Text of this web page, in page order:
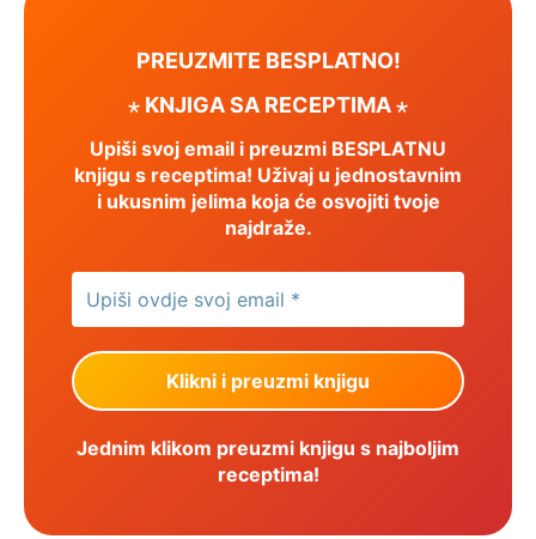
PREUZMITE BESPLATNO!
⋆ KNJIGA SA RECEPTIMA ⋆
Upiši svoj email i preuzmi BESPLATNU
knjigu s receptima! Uživaj u jednostavnim
i ukusnim jelima koja će osvojiti tvoje
najdraže.
Jednim klikom preuzmi knjigu s najboljim
receptima!